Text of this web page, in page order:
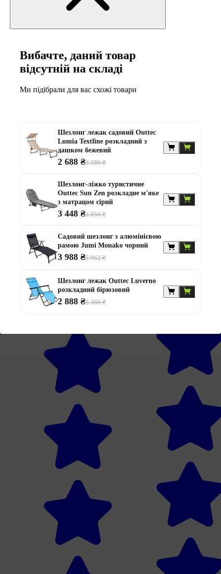
гарантія
Monako
гарантія
O-666596
Вибачте, даний товар
відсутній на складі
Ми підібрали для вас схожі товари
Шезлонг лежак садовий Outtec
Lumia Textline розкладний з
дашком бежевий
2 688 ₴3 588 ₴
Шезлонг-ліжко туристичне
Outtec Sun Zen розкладне м'яке
з матрацом сірий
3 448 ₴3 858 ₴
Садовий шезлонг з алюмінієвою
рамою Jumi Monako чорний
3 988 ₴5 962 ₴
Шезлонг лежак Outtec Luverno
розкладний бірюзовий
2 888 ₴3 388 ₴